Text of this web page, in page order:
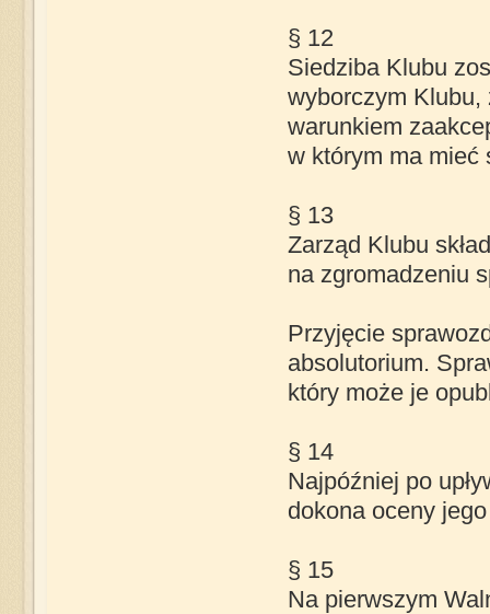
§ 12
Siedziba Klubu
wyborczym Klubu,
warunkiem
w którym ma mieć
§ 13
Zarząd Klubu
na zgromadzeniu
Przyjęcie
absolutorium.
który może je
§ 14
Najpóźniej po
dokona oceny
§ 15
Na pierwszym